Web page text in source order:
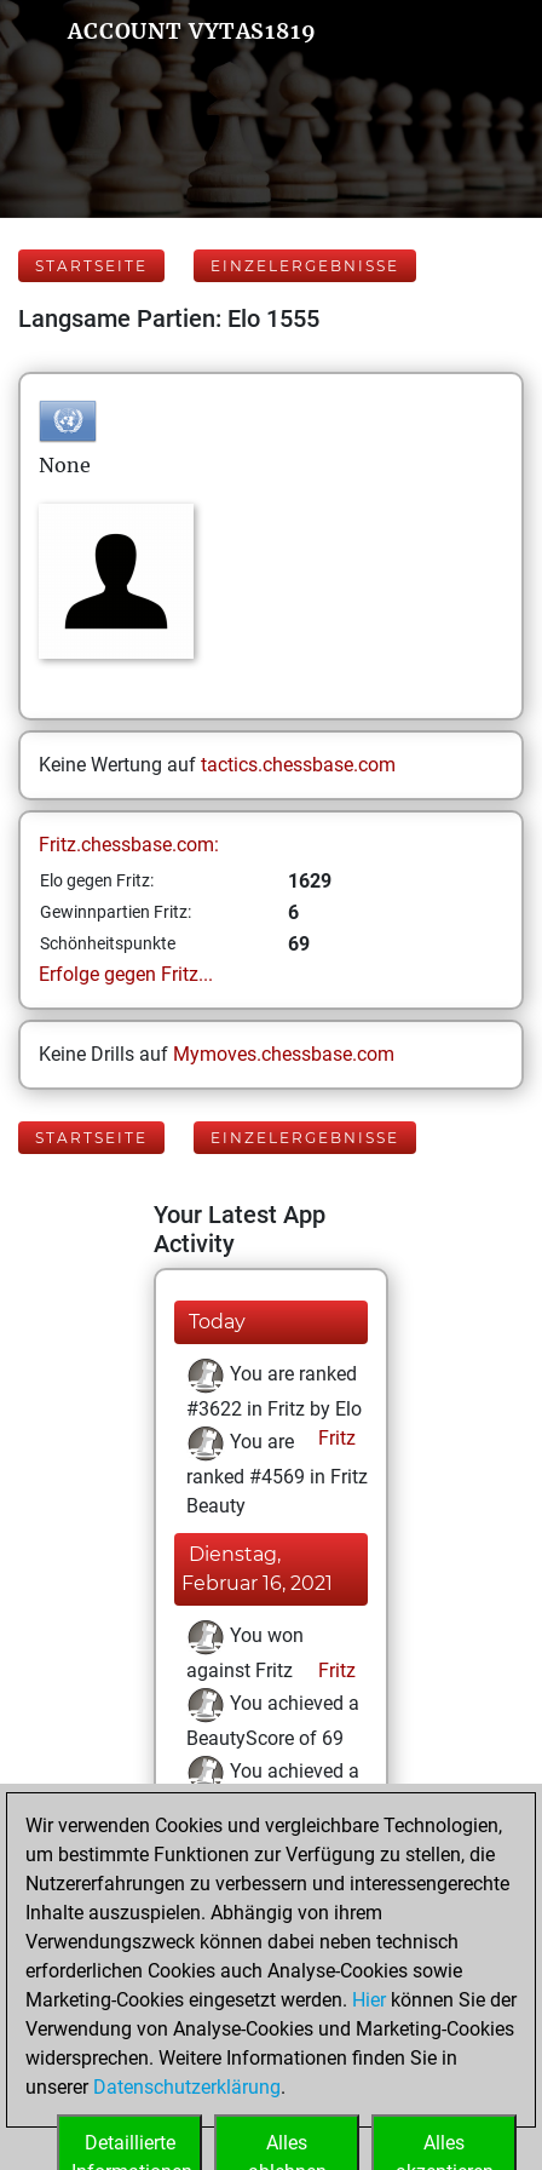
ACCOUNT VYTAS1819
STARTSEITE EINZELERGEBNISSE
Langsame Partien: Elo 1555
None
Keine Wertung auf tactics.chessbase.com
Fritz.chessbase.com:
Elo gegen Fritz: 1629
Gewinnpartien Fritz: 6
Schönheitspunkte
69
Erfolge gegen Fritz...
Keine Drills auf Mymoves.chessbase.com
STARTSEITE EINZELERGEBNISSE
Your Latest App
Activity
Today
You are ranked
#3622 in Fritz by Elo
Fritz
You are
ranked #4569 in Fritz
Beauty
Dienstag,
Februar 16, 2021
You won
against Fritz
Fritz
You achieved a
BeautyScore of 69
You achieved a
Donnerstag,
Dezember 3, 2020
You created
your Fritz account
Fritz
You
played 1 slow games
Play
You
slow games
Wir verwenden Cookies und vergleichbare Technologien,
um bestimmte Funktionen zur Verfügung zu stellen, die
Nutzererfahrungen zu verbessern und interessengerechte
Inhalte auszuspielen. Abhängig von ihrem
Verwendungszweck können dabei neben technisch
erforderlichen Cookies auch Analyse-Cookies sowie
Marketing-Cookies eingesetzt werden. Hierkönnen Sie der
Verwendung von Analyse-Cookies und Marketing-Cookies
widersprechen. Weitere Informationen finden Sie in
unserer Datenschutzerklärung.
Alles
Alles
Detaillierte